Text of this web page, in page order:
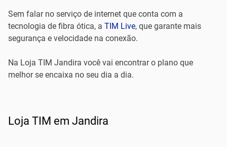
Sem falar no serviço de internet que conta com a
tecnologia de fibra ótica, a TIM Live, que garante mais
segurança e velocidade na conexão.
Na Loja TIM Jandira você vai encontrar o plano que
melhor se encaixa no seu dia a dia.
Loja TIM em Jandira